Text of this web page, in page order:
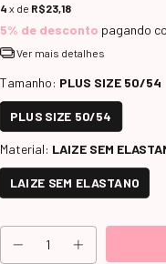
4 x de R$23,18
5% de desconto pagando
Ver mais detalhes
Tamanho: PLUS SIZE 50/54
PLUS SIZE 50/54
Material: LAIZE SEM
LAIZE SEM ELASTANO